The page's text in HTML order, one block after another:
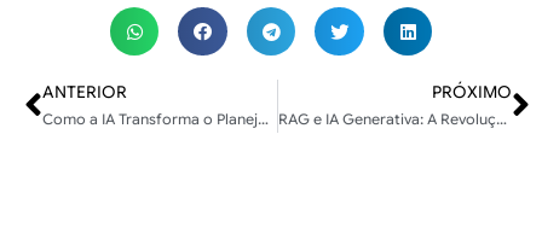
ANTERIOR
Como a IA Transforma o Planejamento, Criação e Distribuição de Conteúdo
PRÓXIMO
RAG e IA Generativa: A Revolução Silenciosa que está Transformando os Negócios